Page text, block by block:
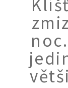
KVÍZY A TESTY